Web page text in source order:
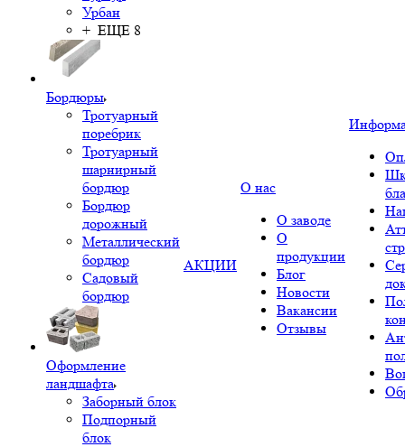
Урбан
+ ЕЩЕ 8
Бордюры
Тротуарный
поребрик
Тротуарный
шарнирный
бордюр
Бордюр
дорожный
Металлический
бордюр
Садовый
бордюр
Оформление
ландшафта
Заборный блок
Подпорный
блок
АКЦИИ
О нас
О заводе
О
продукции
Блог
Новости
Вакансии
Отзывы